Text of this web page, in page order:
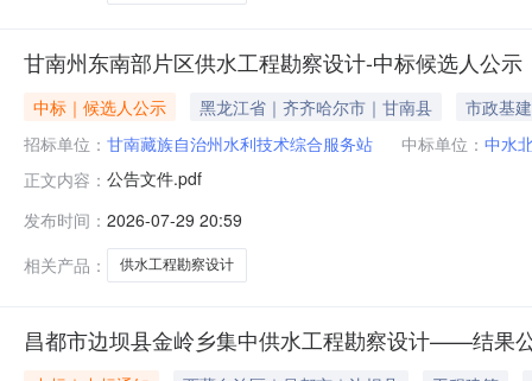
甘南州东南部片区供水工程勘察设计-中标候选人公示
中标｜候选人公示 黑龙江省｜齐齐哈尔市｜甘南县
市政基建
招标单位： 甘南藏族自治州水利技术综合服务站 中标单位： 中水
正文内容： 公告文件.pdf
发布时间： 2026-07-29 20:59
相关产品：
供水工程勘察设计
昌都市边坝县金岭乡集中供水工程勘察设计——结果